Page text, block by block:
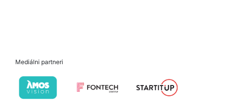
Mediálni partneri